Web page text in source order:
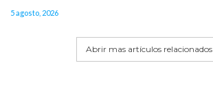
5 agosto, 2026
Abrir mas artículos relacionados